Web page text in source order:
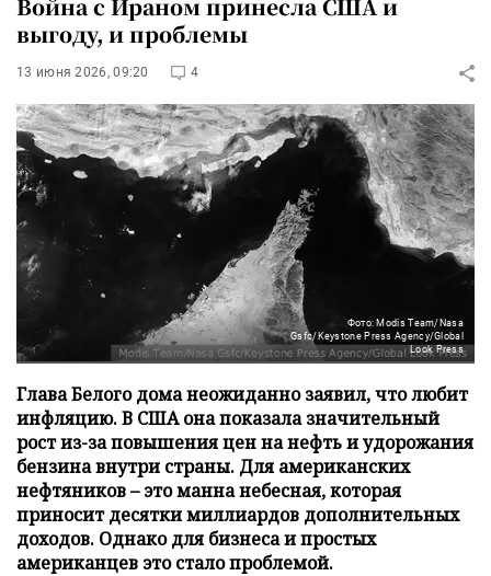
Война с Ираном принесла США и
выгоду, и проблемы
13 июня 2026, 09:20 4
Фото: Modis Team/Nasa
Gsfc/Keystone Press Agency/Global
Look Press
Глава Белого дома неожиданно заявил, что любит
инфляцию. В США она показала значительный
рост из-за повышения цен на нефть и удорожания
бензина внутри страны. Для американских
нефтяников – это манна небесная, которая
приносит десятки миллиардов дополнительных
доходов. Однако для бизнеса и простых
американцев это стало проблемой.